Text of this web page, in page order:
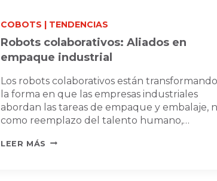
COBOTS | TENDENCIAS
Robots colaborativos: Aliados en
empaque industrial
Los robots colaborativos están transformando
la forma en que las empresas industriales
abordan las tareas de empaque y embalaje,
como reemplazo del talento humano,…
LEER MÁS ROBOTS